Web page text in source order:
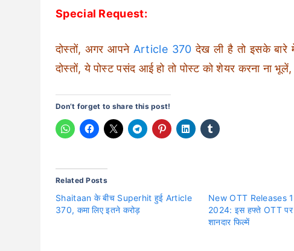
Special Request:
दोस्तों, अगर आपने Article 370 देख ली है तो इसके
दोस्तों, ये पोस्ट पसंद आई हो तो पोस्ट को शेयर करना ना भूलें,
Don’t forget to share this post!
Related Posts
Shaitaan के बीच Superhit हुई Article
370, कमा लिए इतने करोड़
New OTT Releases
2024: इस हफ्ते OTT पर
शानदार फिल्में